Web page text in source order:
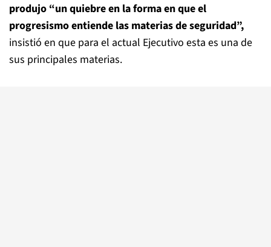
produjo “un quiebre en la forma en que el
progresismo entiende las materias de seguridad”,
insistió en que para el actual Ejecutivo esta es una de
sus principales materias.